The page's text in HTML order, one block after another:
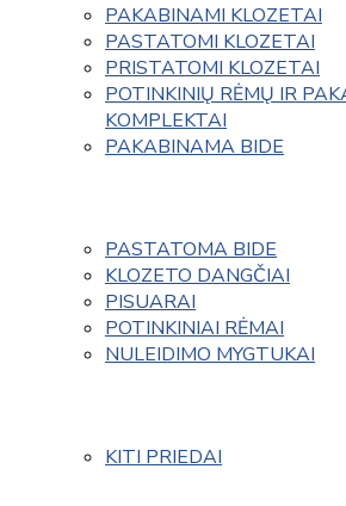
PAKABINAMI KLOZETAI
PASTATOMI KLOZETAI
PRISTATOMI KLOZETAI
POTINKINIŲ RĖMŲ IR
KOMPLEKTAI
PAKABINAMA BIDE
PASTATOMA BIDE
KLOZETO DANGČIAI
PISUARAI
POTINKINIAI RĖMAI
NULEIDIMO MYGTUKAI
KITI PRIEDAI